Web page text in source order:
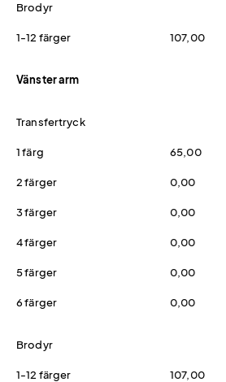
Brodyr
1-12 färger 107,00
Vänster arm
Transfertryck
1 färg 65,00
2 färger 0,00
3 färger 0,00
4 färger 0,00
5 färger 0,00
6 färger 0,00
Brodyr
1-12 färger 107,00